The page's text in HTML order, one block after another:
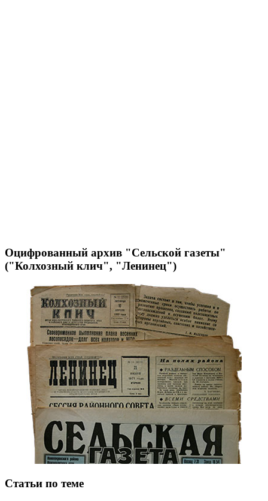
Оцифрованный архив "Сельской газеты"
("Колхозный клич", "Ленинец")
Статьи по теме